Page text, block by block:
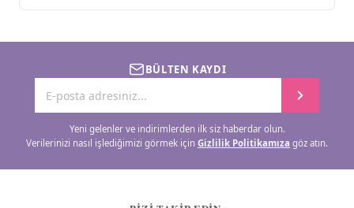
BÜLTEN KAYDI
Yeni gelenler ve indirimlerden ilk siz haberdar olun.
Verilerinizi nasıl işlediğimizi görmek için Gizlilik Politikamıza göz atın.